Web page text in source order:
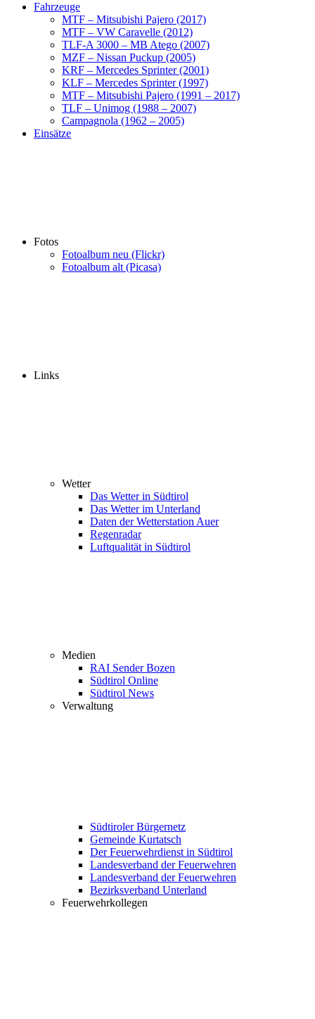
Fahrzeuge
MTF – Mitsubishi Pajero (2017)
MTF – VW Caravelle (2012)
TLF-A 3000 – MB Atego (2007)
MZF – Nissan Puckup (2005)
KRF – Mercedes Sprinter (2001)
KLF – Mercedes Sprinter (1997)
MTF – Mitsubishi Pajero (1991 – 2017)
TLF – Unimog (1988 – 2007)
Campagnola (1962 – 2005)
Einsätze
Fotos
Fotoalbum neu (Flickr)
Fotoalbum alt (Picasa)
Links
Wetter
Das Wetter in Südtirol
Das Wetter im Unterland
Daten der Wetterstation Auer
Regenradar
Luftqualität in Südtirol
Medien
RAI Sender Bozen
Südtirol Online
Südtirol News
Verwaltung
Südtiroler Bürgernetz
Gemeinde Kurtatsch
Der Feuerwehrdienst in Südtirol
Landesverband der Feuerwehren
Landesverband der Feuerwehren
Bezirksverband Unterland
Feuerwehrkollegen